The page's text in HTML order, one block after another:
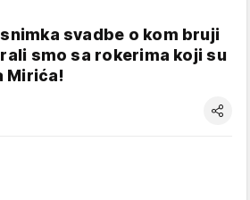
svadbe o kom bruji
smo sa rokerima koji su
Mirića!